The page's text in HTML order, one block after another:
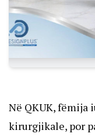
Në QKUK, fëmija
kirurgjikale, por